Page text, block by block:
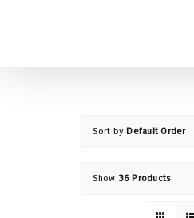
Sort byDefault Order
Show 36 Products